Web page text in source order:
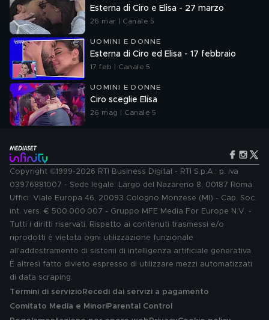
Esterna di Ciro e Elisa - 27 marzo
26 mar | Canale 5
UOMINI E DONNE
Esterna di Ciro ed Elisa - 17 febbraio
17 feb | Canale 5
UOMINI E DONNE
Ciro sceglie Elisa
26 mag | Canale 5
Copyright ©1999-2026 RTI Business Digital - RTI S.p.A.: p. iva
03976881007 - Sede legale: Largo del Nazareno 8, 00187 Roma.
Uffici: Viale Europa 46, 20093 Cologno Monzese (MI) - Cap. Soc.
int. vers. € 500.000.007 - Gruppo MFE Media For Europe N.V. -
Tutti i diritti riservati. Rispetto ai contenuti trasmessi e/o
riprodotti è vietata ogni utilizzazione funzionale
all'addestramento di sistemi di intelligenza artificiale generativa.
È altresì fatto divieto espresso di utilizzare mezzi automatizzati
di data scraping.
Termini di servizio Recedi dai servizi a pagamento
Comitato Media e MinoriParental Control